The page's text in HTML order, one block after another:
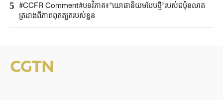
5 #CCFR Comment#បទវិភាគ៖"យោធានិយមបែបថ្មី"របស់ជប៉ុនលាត
ត្រដាងពីភាពពុតត្បុតរបស់ខ្លួន